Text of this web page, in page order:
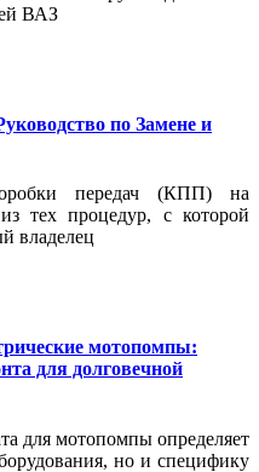
ВАЗ
по Замене и
передач (КПП) на
тех процедур, с которой
владелец
мотопомпы:
для долговечной
для мотопомпы определяет
но и специфику